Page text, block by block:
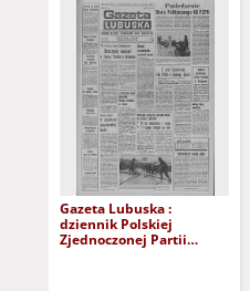
Gazeta Lubuska :
dziennik Polskiej
Zjednoczonej Partii